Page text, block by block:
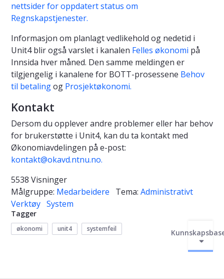
nettsider for oppdatert status om
Regnskapstjenester.
Informasjon om planlagt vedlikehold og nedetid i
Unit4 blir også varslet i kanalen Felles økonomi på
Innsida hver måned. Den samme meldingen er
tilgjengelig i kanalene for BOTT-prosessene Behov
til betalingog Prosjektøkonomi.
Kontakt
Dersom du opplever andre problemer eller har behov
for brukerstøtte i Unit4, kan du ta kontakt med
Økonomiavdelingen på e-post:
kontakt@okavd.ntnu.no.
5538 Visninger
Målgruppe: Medarbeidere Tema: Administrativt
Verktøy System
Tagger
økonomi unit4 systemfeil